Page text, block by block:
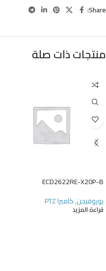
Share:
منتجات ذات صلة
ECD2622RE-X20P-B
يوروفيجن,كاميرا PTZ
قراءة المزيد